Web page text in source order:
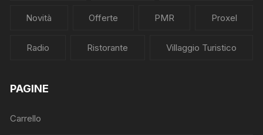
Novità Offerte PMR Proxel
Radio Ristorante Villaggio Turistico
PAGINE
Carrello